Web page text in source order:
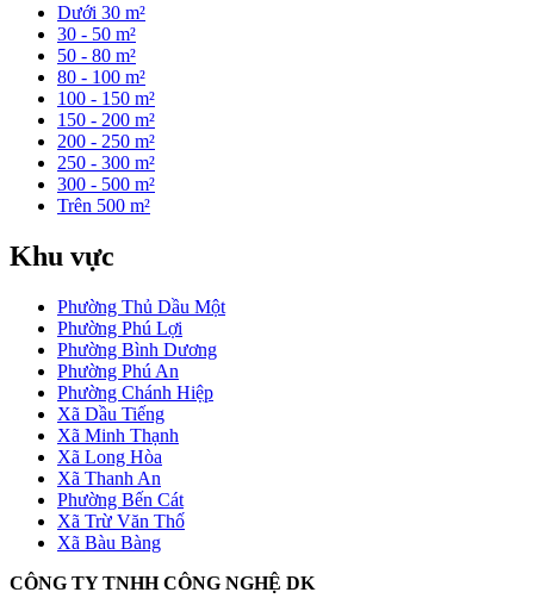
Dưới 30 m²
30 - 50 m²
50 - 80 m²
80 - 100 m²
100 - 150 m²
150 - 200 m²
200 - 250 m²
250 - 300 m²
300 - 500 m²
Trên 500 m²
Khu vực
Phường Thủ Dầu Một
Phường Phú Lợi
Phường Bình Dương
Phường Phú An
Phường Chánh Hiệp
Xã Dầu Tiếng
Xã Minh Thạnh
Xã Long Hòa
Xã Thanh An
Phường Bến Cát
Xã Trừ Văn Thố
Xã Bàu Bàng
CÔNG TY TNHH CÔNG NGHỆ DK